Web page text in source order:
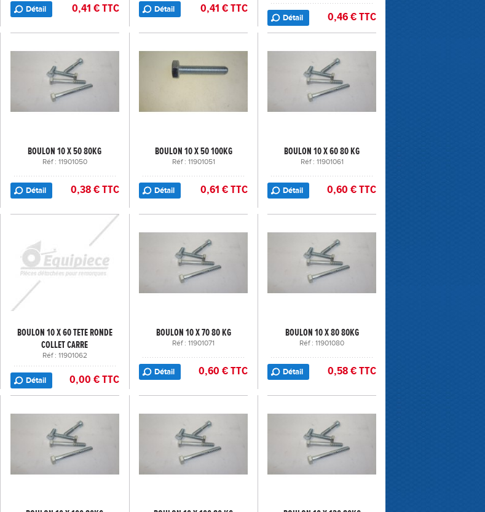
Détail 0,41 € TTC Détail 0,41 € TTC
Détail 0,46 € TTC
BOULON 10 X 50 80KG
Réf : 11901050
Détail 0,38 € TTC
BOULON 10 X 50 100KG
Réf : 11901051
Détail 0,61 € TTC
BOULON 10 X 60 80 KG
Réf : 11901061
Détail 0,60 € TTC
BOULON 10 X 60 TETE RONDE
COLLET CARRE
Réf : 11901062
Détail 0,00 € TTC
BOULON 10 X 70 80 KG
Réf : 11901071
Détail 0,60 € TTC
BOULON 10 X 80 80KG
Réf : 11901080
Détail 0,58 € TTC